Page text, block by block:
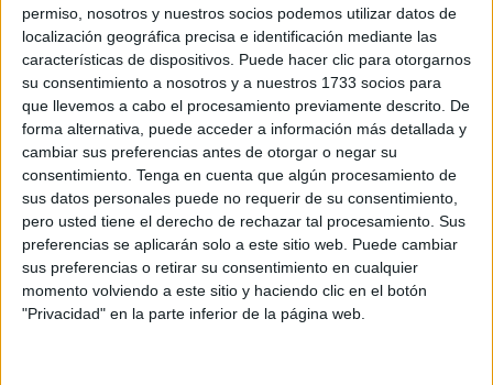
permiso, nosotros y nuestros socios podemos utilizar datos de
localización geográfica precisa e identificación mediante las
características de dispositivos. Puede hacer clic para otorgarnos
su consentimiento a nosotros y a nuestros 1733 socios para
que llevemos a cabo el procesamiento previamente descrito. De
forma alternativa, puede acceder a información más detallada y
cambiar sus preferencias antes de otorgar o negar su
consentimiento. Tenga en cuenta que algún procesamiento de
sus datos personales puede no requerir de su consentimiento,
pero usted tiene el derecho de rechazar tal procesamiento. Sus
preferencias se aplicarán solo a este sitio web. Puede cambiar
sus preferencias o retirar su consentimiento en cualquier
momento volviendo a este sitio y haciendo clic en el botón
"Privacidad" en la parte inferior de la página web.
del general jefe del mando de Personal, primero, y del
general delEjército(JEME), después, que rechazaron su
petición de prórroga del destino. El afectado había
solicitado esa permanencia argumentando ser víctima de
terrorismo.
Tal y como se recoge en la sentencia a cuyo contenido ha
tenido accesoEl Faro de Ceuta,el recurrente,coronel de
Regulares , pidió en abril de 2021 la prórroga por el plazo
de un año (desde mayo de 2022 al mismo mes de 2023)
de su derecho a solicitar un destino como víctima de
terrorismo.